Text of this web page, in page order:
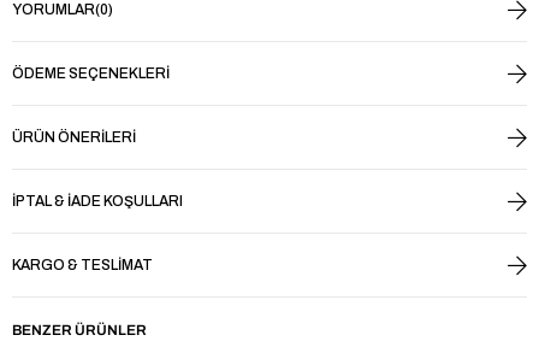
YORUMLAR(0)
ÖDEME SEÇENEKLERI
ÜRÜN ÖNERILERI
İPTAL & İADE KOŞULLARI
KARGO & TESLIMAT
BENZER ÜRÜNLER